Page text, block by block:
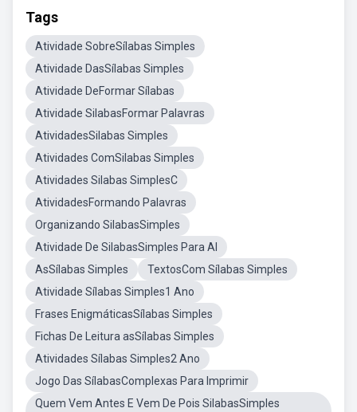
Tags
Atividade SobreSílabas Simples
Atividade DasSílabas Simples
Atividade DeFormar Sílabas
Atividade SilabasFormar Palavras
AtividadesSilabas Simples
Atividades ComSilabas Simples
Atividades Silabas SimplesC
AtividadesFormando Palavras
Organizando SilabasSimples
Atividade De SilabasSimples Para Al
AsSílabas Simples
TextosCom Sílabas Simples
Atividade Sílabas Simples1 Ano
Frases EnigmáticasSílabas Simples
Fichas De Leitura asSílabas Simples
Atividades Sílabas Simples2 Ano
Jogo Das SílabasComplexas Para Imprimir
Quem Vem Antes E Vem De Pois SilabasSimples